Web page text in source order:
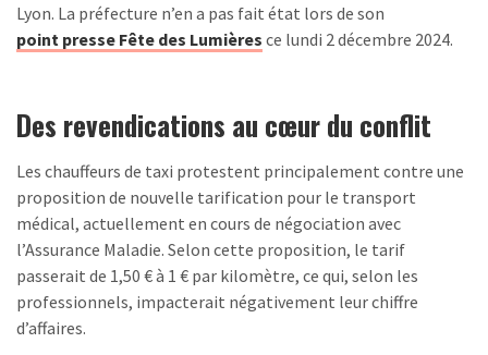
Lyon. La préfecture n’en a pas fait état lors de son
point presse Fête des Lumières ce lundi 2 décembre 2024.
Des revendications au cœur du conflit
Les chauffeurs de taxi protestent principalement contre une
proposition de nouvelle tarification pour le transport
médical, actuellement en cours de négociation avec
l’Assurance Maladie. Selon cette proposition, le tarif
passerait de 1,50 € à 1 € par kilomètre, ce qui, selon les
professionnels, impacterait négativement leur chiffre
d’affaires.